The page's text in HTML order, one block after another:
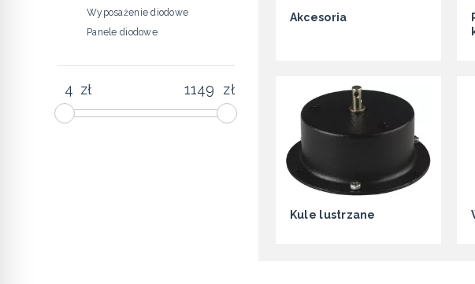
Akcesoria
Kule lustrzane
Wyposażenie diodowe
Panele diodowe
zł zł